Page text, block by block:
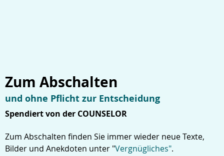
Zum Abschalten
und ohne Pflicht zur Entscheidung
Spendiert von der COUNSELOR
Zum Abschalten finden Sie immer wieder neue Texte,
Bilder und Anekdoten unter "Vergnügliches".